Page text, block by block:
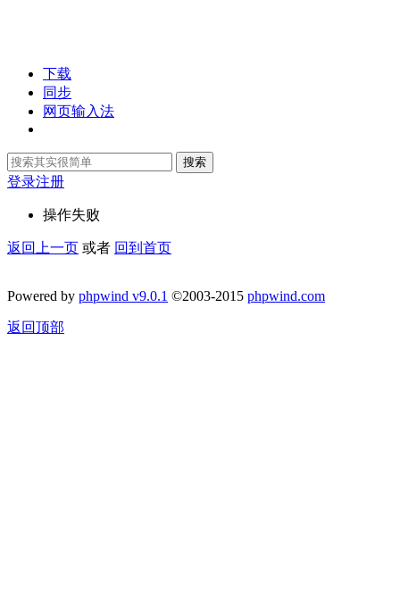
下载
同步
网页输入法
搜索
登录注册
操作失败
返回上一页 或者 回到首页
Powered by phpwind v9.0.1 ©2003-2015 phpwind.com
返回顶部